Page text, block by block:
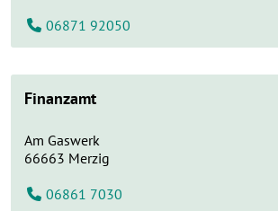
06871 92050
Finanzamt
Am Gaswerk
66663 Merzig
06861 7030